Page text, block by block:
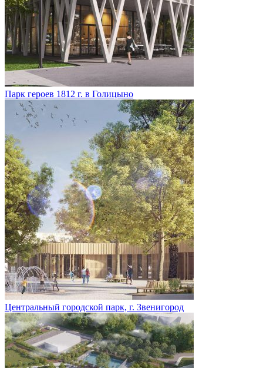
Парк героев 1812 г. в Голицыно
Центральный городской парк, г. Звенигород